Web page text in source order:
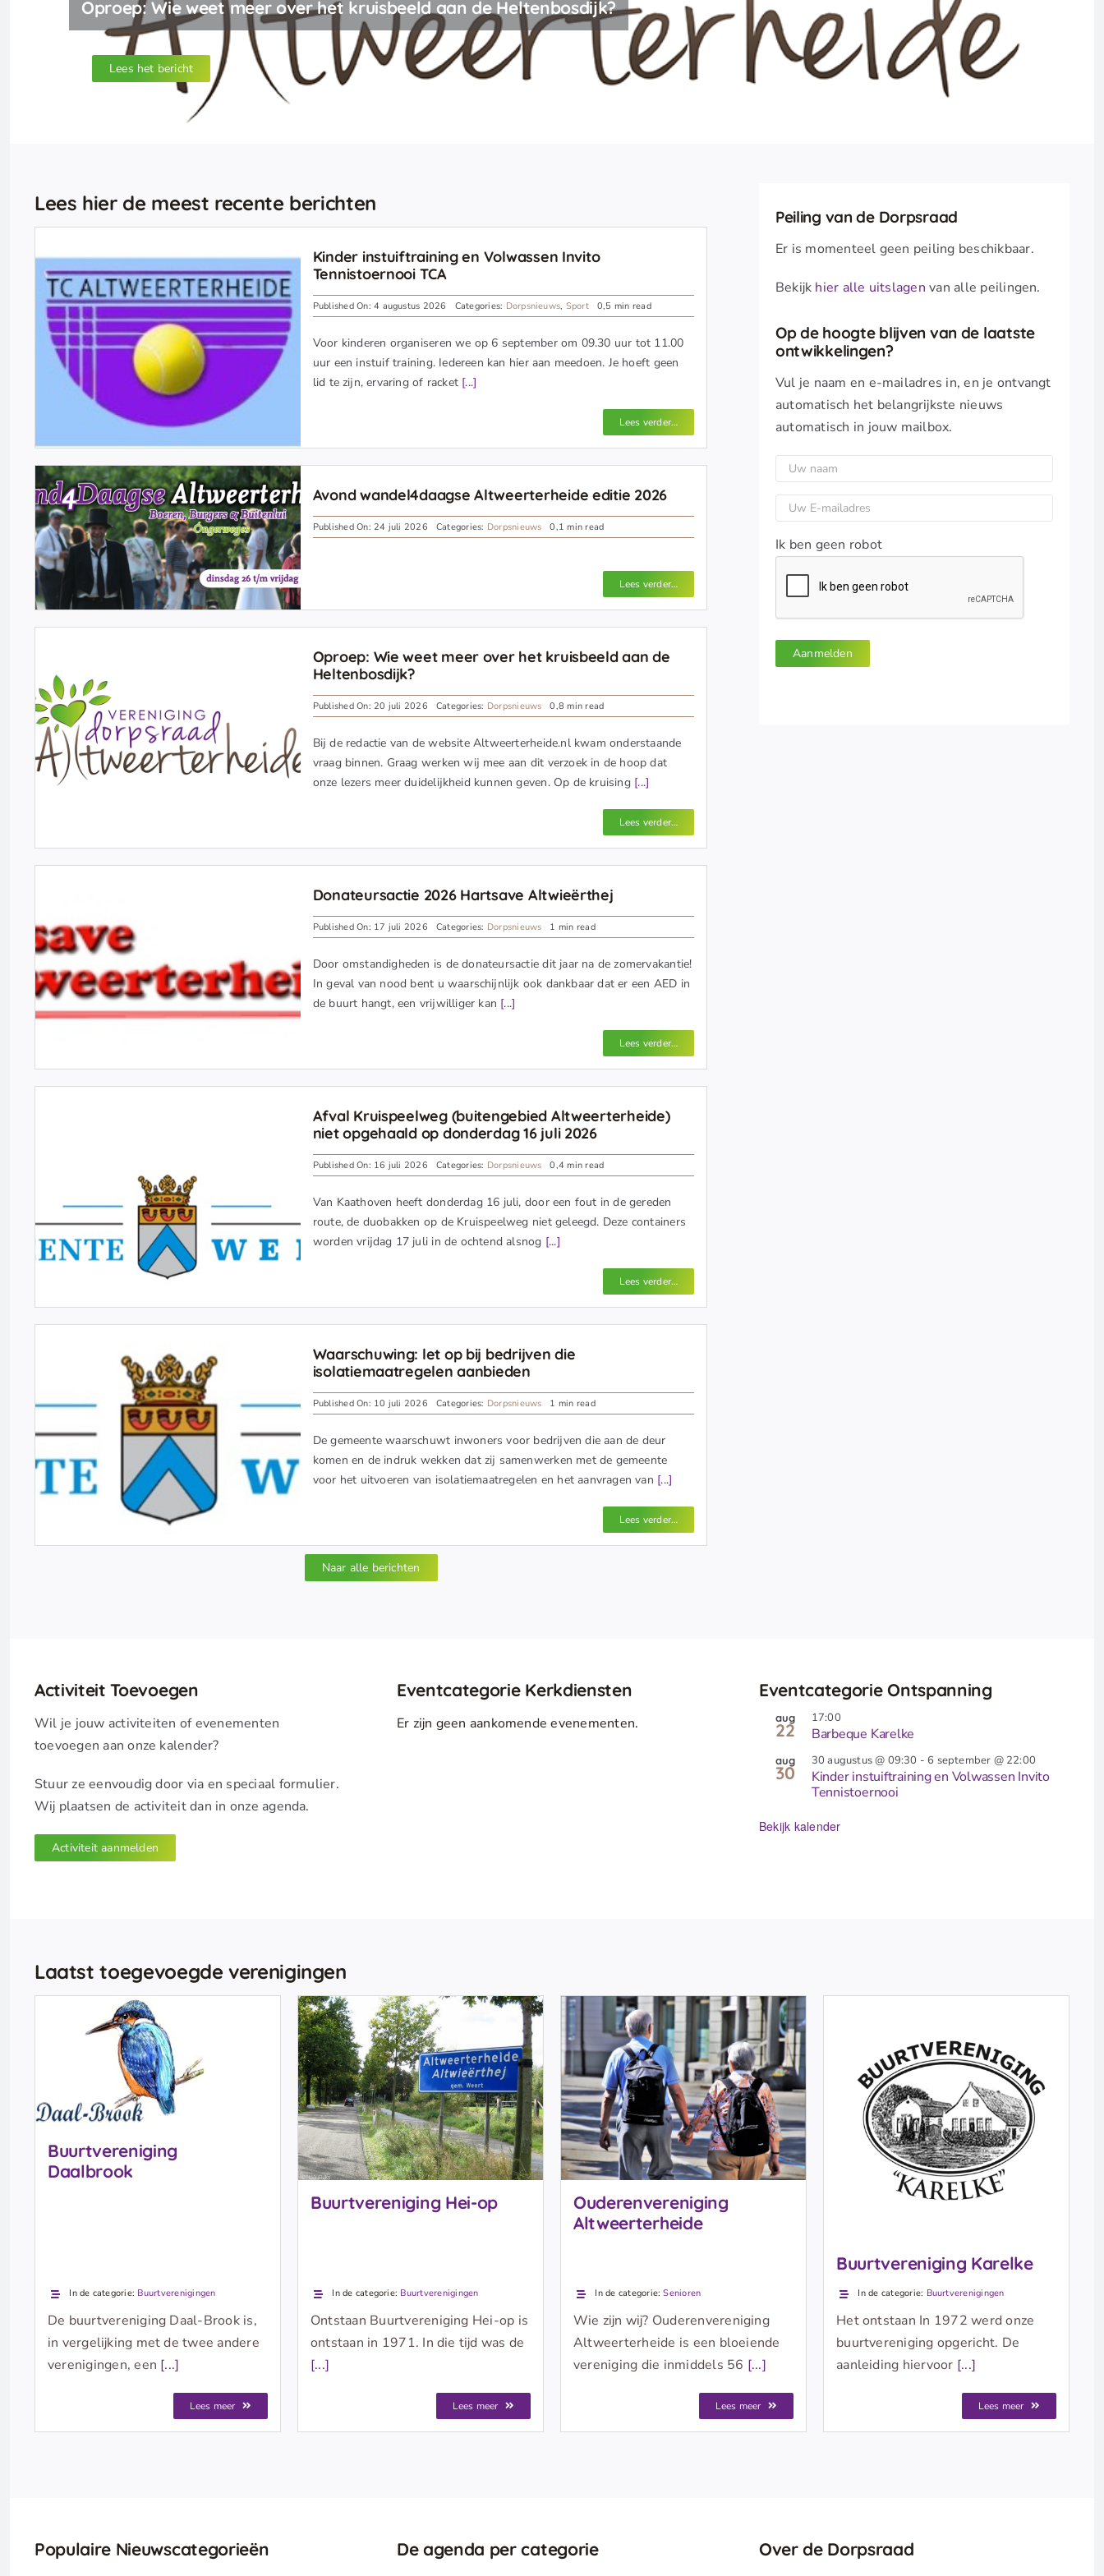
Oproep: Wie weet meer over het kruisbeeld aan de Heltenbosdijk?
Lees het bericht
Lees hier de meest recente berichten
Kinder instuiftraining en Volwassen Invito
Tennistoernooi TCA
Published On: 4 augustus 2026 Categories: Dorpsnieuws, Sport 0,5 min read
Voor kinderen organiseren we op 6 september om 09.30 uur tot 11.00
uur een instuif training. Iedereen kan hier aan meedoen. Je hoeft geen
lid te zijn, ervaring of racket [...]
Lees verder…
Avond wandel4daagse Altweerterheide editie 2026
Published On: 24 juli 2026 Categories: Dorpsnieuws 0,1 min read
Lees verder…
Oproep: Wie weet meer over het kruisbeeld aan de
Heltenbosdijk?
Published On: 20 juli 2026 Categories: Dorpsnieuws 0,8 min read
Bij de redactie van de website Altweerterheide.nl kwam onderstaande
vraag binnen. Graag werken wij mee aan dit verzoek in de hoop dat
onze lezers meer duidelijkheid kunnen geven. Op de kruising[...]
Lees verder…
Donateursactie 2026 Hartsave Altwieërthej
Published On: 17 juli 2026 Categories: Dorpsnieuws 1 min read
Door omstandigheden is de donateursactie dit jaar na de zomervakantie!
In geval van nood bent u waarschijnlijk ook dankbaar dat er een AED in
de buurt hangt, een vrijwilliger kan [...]
Lees verder…
Afval Kruispeelweg (buitengebied Altweerterheide)
niet opgehaald op donderdag 16 juli 2026
Published On: 16 juli 2026 Categories: Dorpsnieuws 0,4 min read
Van Kaathoven heeft donderdag 16 juli, door een fout in de gereden
route, de duobakken op de Kruispeelweg niet geleegd. Deze containers
worden vrijdag 17 juli in de ochtend alsnog [...]
Lees verder…
Waarschuwing: let op bij bedrijven die
isolatiemaatregelen aanbieden
Published On: 10 juli 2026 Categories: Dorpsnieuws 1 min read
De gemeente waarschuwt inwoners voor bedrijven die aan de deur
komen en de indruk wekken dat zij samenwerken met de gemeente
voor het uitvoeren van isolatiemaatregelen en het aanvragen van [...]
Lees verder…
Naar alle berichten
Peiling van de Dorpsraad
Er is momenteel geen peiling beschikbaar.
Bekijk hier alle uitslagen van alle peilingen.
Op de hoogte blijven van de laatste
ontwikkelingen?
Vul je naam en e-mailadres in, en je ontvangt
automatisch het belangrijkste nieuws
automatisch in jouw mailbox.
Uw
naam(Vereist)
mailadres(Vereist)
Ik ben geen robot
Aanmelden
Activiteit Toevoegen
Wil je jouw activiteiten of evenementen
toevoegen aan onze kalender?
Stuur ze eenvoudig door via en speciaal formulier.
Wij plaatsen de activiteit dan in onze agenda.
Activiteit aanmelden
Eventcategorie Kerkdiensten
Bericht
Er zijn geen aankomende evenementen.
Eventcategorie Ontspanning
aug
22
17:00
Barbeque Karelke
aug
30
30 augustus @ 09:30 -6 september @ 22:00
Kinder instuiftraining en Volwassen Invito
Tennistoernooi
Bekijk kalender
Laatst toegevoegde verenigingen
Buurtvereniging
Daalbrook
In de categorie: Buurtverenigingen
De buurtvereniging Daal-Brook is,
in vergelijking met de twee andere
verenigingen, een [...]
Lees meer
Buurtvereniging Hei-op
In de categorie: Buurtverenigingen
Ontstaan Buurtvereniging Hei-op is
ontstaan in 1971. In die tijd was de
[...]
Lees meer
Ouderenvereniging
Altweerterheide
In de categorie:Senioren
Wie zijn wij? Ouderenvereniging
Altweerterheide is een bloeiende
vereniging die inmiddels 56 [...]
Lees meer
Buurtvereniging Karelke
In de categorie: Buurtverenigingen
Het ontstaan In 1972 werd onze
buurtvereniging opgericht. De
aanleiding hiervoor [...]
Lees meer
Populaire Nieuwscategorieën De agenda per categorie Over de Dorpsraad